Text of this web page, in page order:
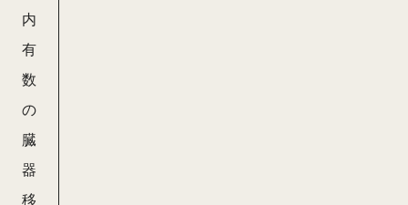
内
有
数
の
臓
器
移